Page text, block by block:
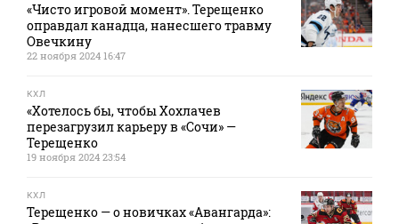
«Чисто игровой момент». Терещенко
оправдал канадца, нанесшего травму
Овечкину
22 ноября 2024 16:47
КХЛ
«Хотелось бы, чтобы Хохлачев
перезагрузил карьеру в «Сочи» —
Терещенко
19 ноября 2024 23:54
КХЛ
Терещенко — о новичках «Авангарда»: